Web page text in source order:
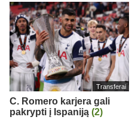
Transferai
C. Romero karjera gali
pakrypti į Ispaniją (2)